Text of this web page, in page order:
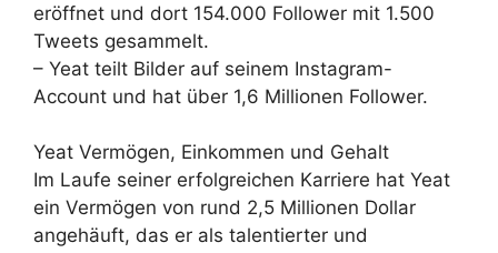
eröffnet und dort 154.000 Follower mit 1.500
Tweets gesammelt.
– Yeat teilt Bilder auf seinem Instagram-
Account und hat über 1,6 Millionen Follower.
Yeat Vermögen, Einkommen und Gehalt
Im Laufe seiner erfolgreichen Karriere hat Yeat
ein Vermögen von rund 2,5 Millionen Dollar
angehäuft, das er als talentierter und